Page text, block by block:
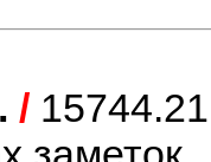
/ 15744.21